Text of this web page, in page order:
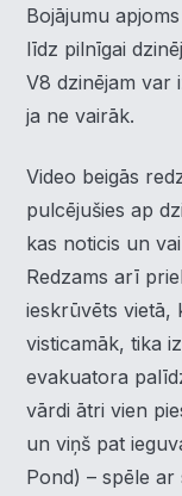
Bojājumu
līdz pilnīgai
V8 dzinējam var
ja ne vairāk.
Video beigās
pulcējušies ap
kas noticis un
Redzams arī
ieskrūvēts vietā,
visticamāk, tika
evakuatora
vārdi ātri vien
un viņš pat
Pond) – spēle